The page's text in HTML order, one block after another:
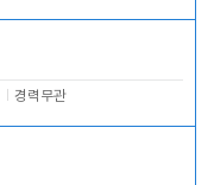
경력무관